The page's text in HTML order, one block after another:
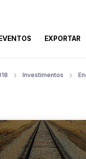
EXPORTAR
Investimentos